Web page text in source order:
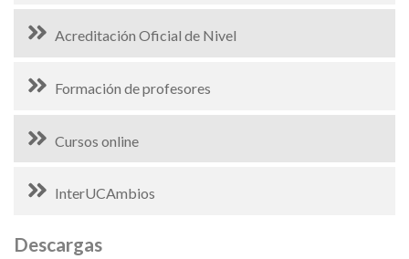
Acreditación Oficial de Nivel
Formación de profesores
Cursos online
InterUCAmbios
Descargas